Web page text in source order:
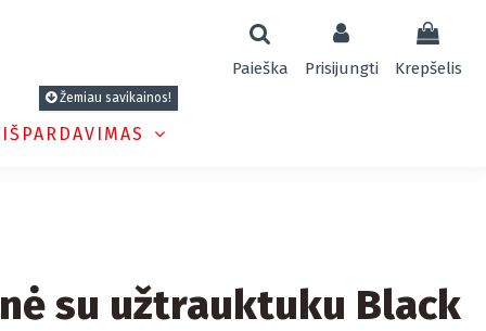
Paieška Prisijungti Krepšelis
Žemiau savikainos!
su užtrauktuku Black